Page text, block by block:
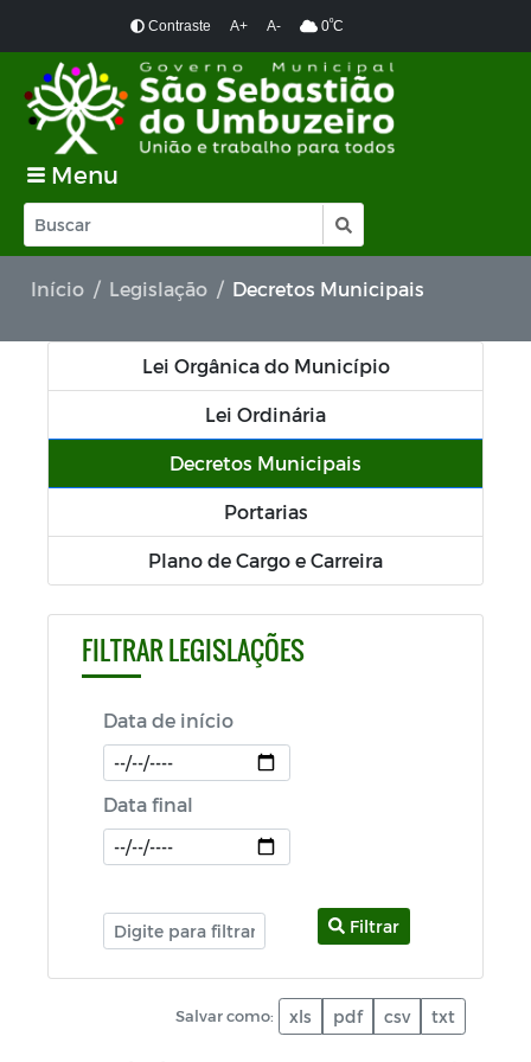
Contraste A+ A- 0ºC
Menu
Início Legislação Decretos Municipais
Lei Orgânica do Município
Lei Ordinária
Decretos Municipais
Portarias
Plano de Cargo e Carreira
FILTRAR LEGISLAÇÕES
Data de início
Data final
Filtrar
Salvar como: xls pdf csv txt